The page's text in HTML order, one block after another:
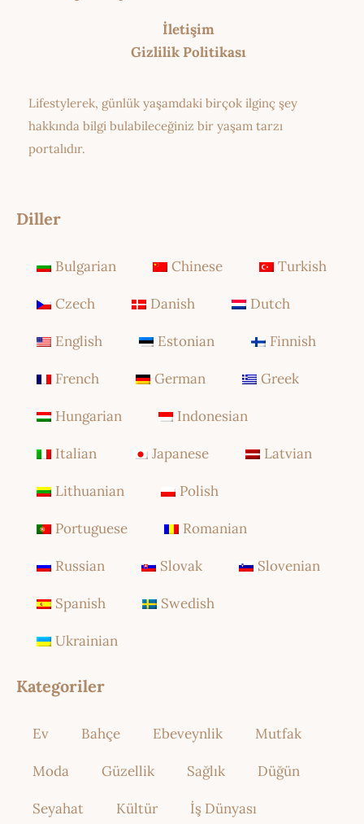
İletişim
Gizlilik Politikası
Lifestylerek, günlük yaşamdaki birçok ilginç şey
hakkında bilgi bulabileceğiniz bir yaşam tarzı
portalıdır.
Diller
Bulgarian Chinese Turkish
Czech Danish Dutch
English Estonian Finnish
French German Greek
Hungarian Indonesian
Italian Japanese Latvian
Lithuanian Polish
Portuguese Romanian
Russian Slovak Slovenian
Spanish Swedish
Ukrainian
Kategoriler
Ev Bahçe Ebeveynlik Mutfak
Moda Güzellik Sağlık Düğün
Seyahat Kültür İş Dünyası